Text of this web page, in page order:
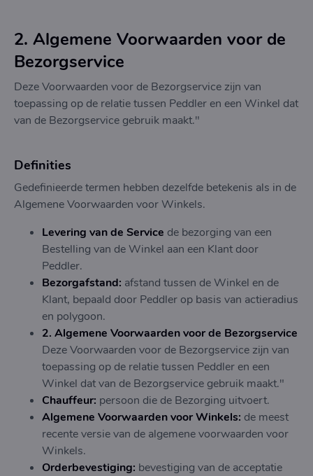
2. Algemene Voorwaarden voor de
Bezorgservice
Deze Voorwaarden voor de Bezorgservice zijn van
toepassing op de relatie tussen Peddler en een Winkel dat
van de Bezorgservice gebruik maakt."
Definities
Gedefinieerde termen hebben dezelfde betekenis als in de
Algemene Voorwaarden voor Winkels.
Levering van de Service de bezorging van een
Bestelling van de Winkel aan een Klant door
Peddler.
Bezorgafstand: afstand tussen de Winkel en de
Klant, bepaald door Peddler op basis van actieradius
en polygoon.
2. Algemene Voorwaarden voor de Bezorgservice
Deze Voorwaarden voor de Bezorgservice zijn van
toepassing op de relatie tussen Peddler en een
Winkel dat van de Bezorgservice gebruik maakt."
Chauffeur: persoon die de Bezorging uitvoert.
Algemene Voorwaarden voor Winkels: de meest
recente versie van de algemene voorwaarden voor
Winkels.
Orderbevestiging: bevestiging van de acceptatie